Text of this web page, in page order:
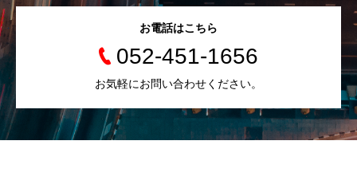
お電話はこちら
052-451-1656
お気軽にお問い合わせください。